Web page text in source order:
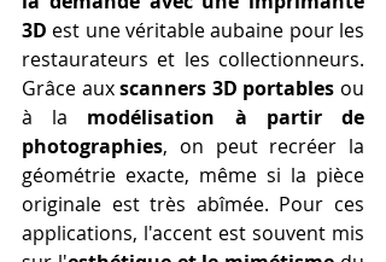
3D est une véritable aubaine pour les
restaurateurs et les collectionneurs.
Grâce aux scanners 3D portables ou
à la modélisation à partir de
photographies, on peut recréer la
géométrie exacte, même si la pièce
originale est très abîmée. Pour ces
applications, l'accent est souvent mis